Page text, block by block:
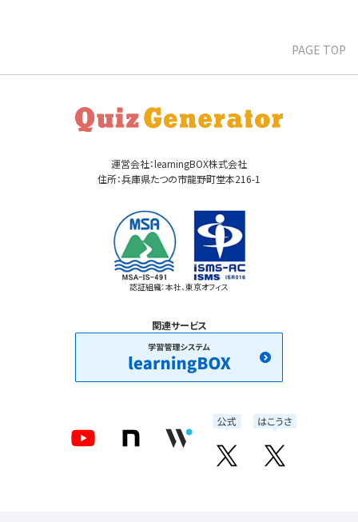
PAGE TOP
運営会社：learningBOX株式会社
住所：兵庫県たつの市龍野町堂本216-1
認証組織：本社、東京オフィス
関連サービス